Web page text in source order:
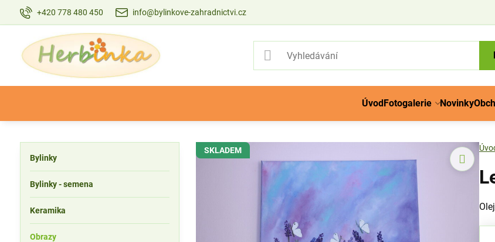
+420 778 480 450 info@bylinkove-zahradnictvi.cz
ÚvodFotogalerie Novinky
SKLADEM
Bylinky
Bylinky - semena
Keramika
Obrazy